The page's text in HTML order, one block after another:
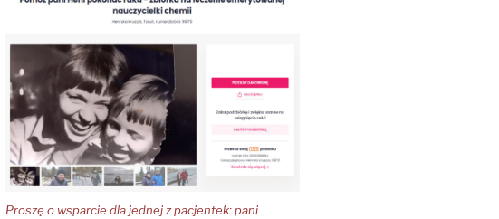
Proszę o wsparcie dla jednej z pacjentek: pani